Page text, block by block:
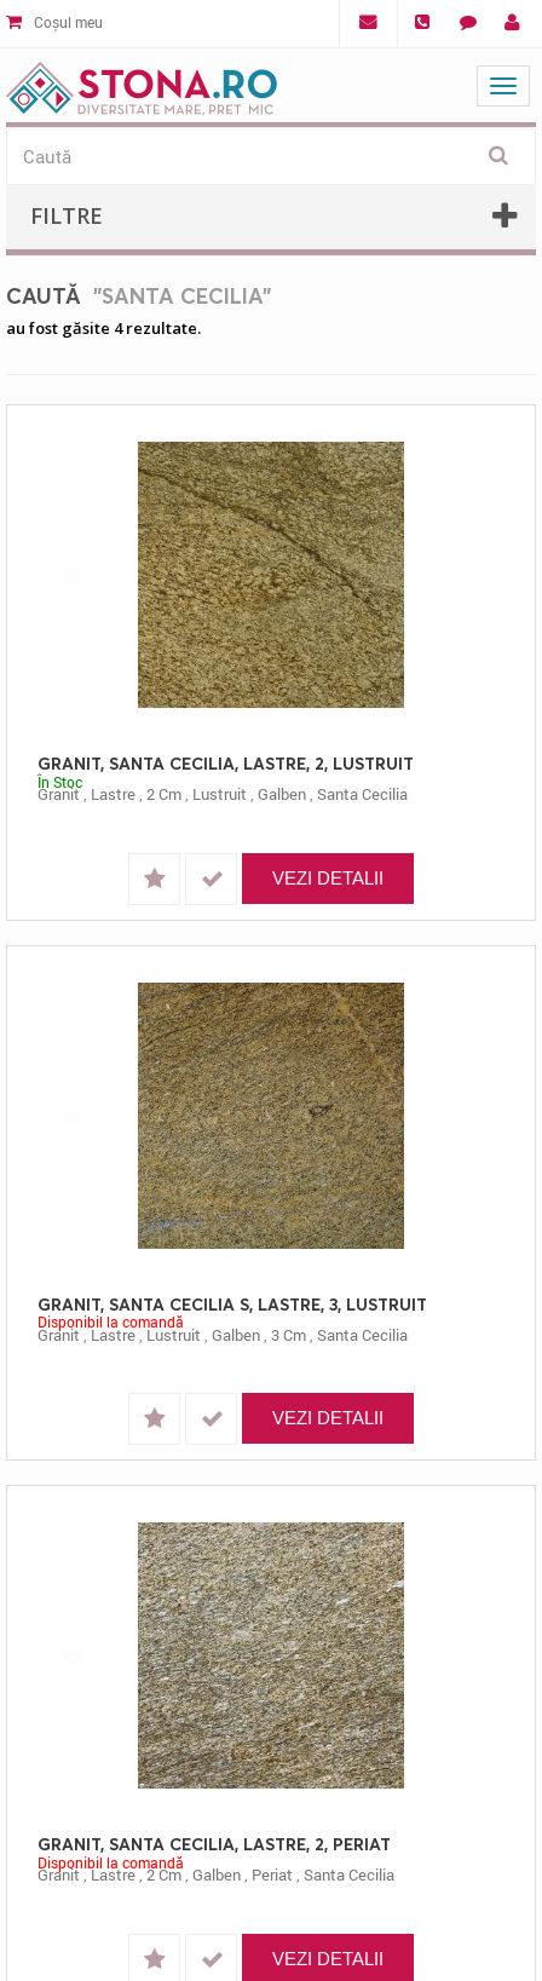
Coșul meu
FILTRE
CAUTĂ "SANTA CECILIA"
au fost găsite 4 rezultate.
GRANIT, SANTA CECILIA, LASTRE, 2, LUSTRUIT
Granit, Lastre, 2 Cm, Lustruit , Galben, Santa Cecilia
În Stoc
VEZI DETALII
GRANIT, SANTA CECILIA S, LASTRE, 3, LUSTRUIT
Granit,Lastre,Lustruit Galben 3 Cm Santa Cecilia
Disponibil la comandă
VEZI DETALII
GRANIT, SANTA CECILIA, LASTRE, 2, PERIAT
Granit,Lastre,2 Cm, Galben, Periat , Santa Cecilia
Disponibil la comandă
VEZI DETALII